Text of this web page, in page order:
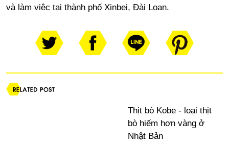
và làm việc tại thành phố Xinbei, Đài Loan.
Thịt bò Kobe - loại thịt
bò hiếm hơn vàng ở
Nhật Bản